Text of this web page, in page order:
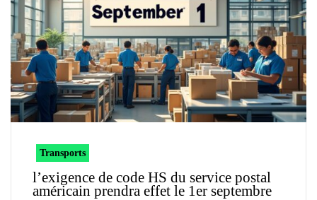
Transports
l’exigence de code HS du service postal
américain prendra effet le 1er septembre